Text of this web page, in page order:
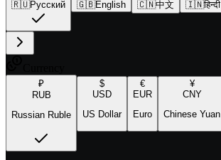
🇷🇺Русский 🇬🇧English 🇨🇳中文 🇮🇳हिन्दी
₽
RUB
Russian Ruble
$
USD
US Dollar
€
EUR
Euro
¥
CNY
Chinese Yuan